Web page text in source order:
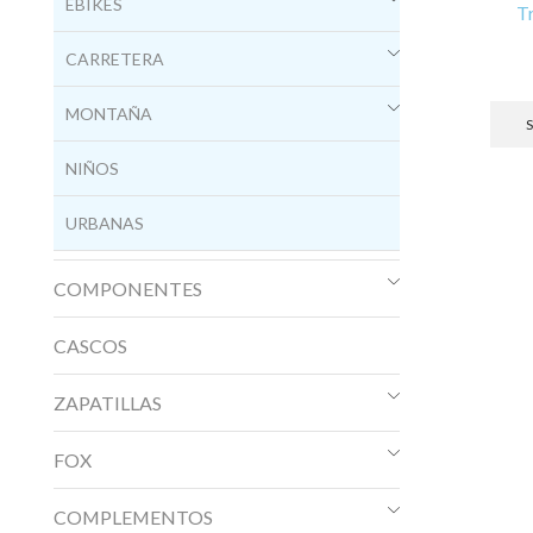
CARRETERA
MONTAÑA
NIÑOS
URBANAS
COMPONENTES
CASCOS
ZAPATILLAS
FOX
COMPLEMENTOS